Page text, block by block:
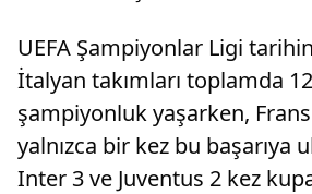
UEFA Şampiyonlar Ligi
İtalyan takımları toplamda
şampiyonluk yaşarken,
yalnızca bir kez bu başarıya
Inter 3 ve Juventus 2 kez